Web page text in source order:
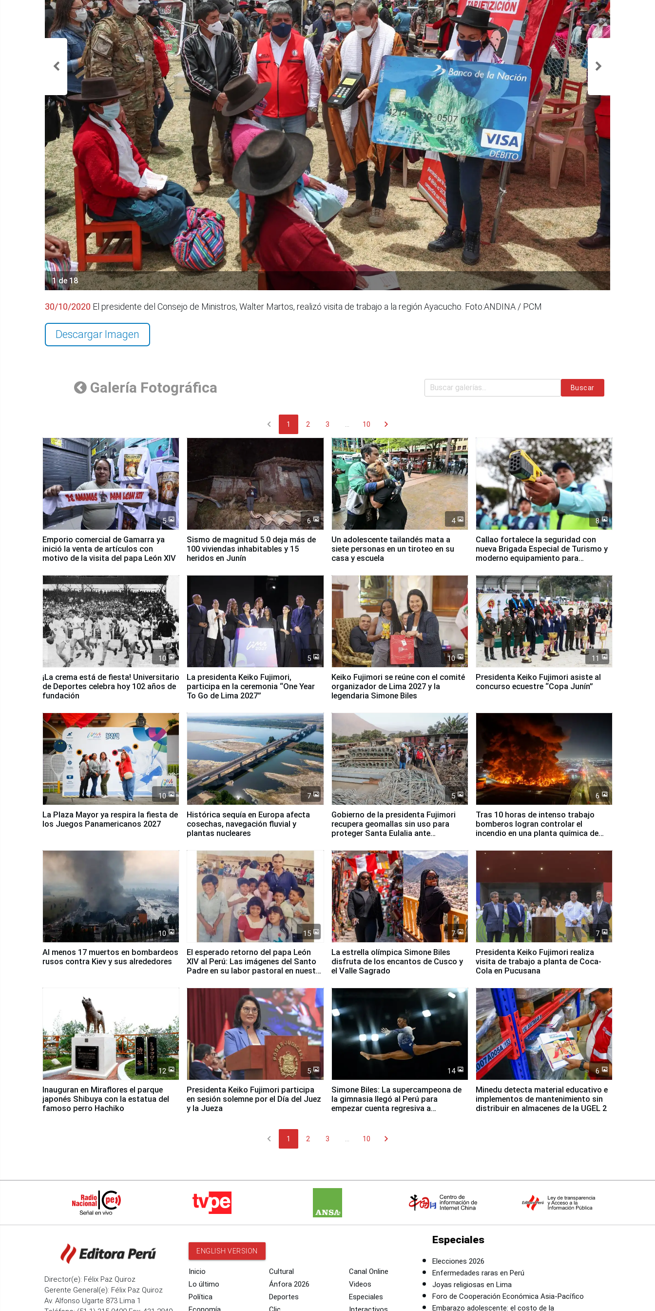
1 de 18
30/10/2020 El presidente del Consejo de Ministros, Walter Martos, realizó visita de trabajo a la región Ayacucho. Foto:ANDINA / PCM
Descargar Imagen
Galería Fotográfica Buscar
chevron_left 1 2 3 10 chevron_right
5
Emporio comercial de Gamarra ya
inició la venta de artículos con
motivo de la visita del papa León XIV
6
Sismo de magnitud 5.0 deja más de
100 viviendas inhabitables y 15
heridos en Junín
4
Un adolescente tailandés mata a
siete personas en un tiroteo en su
casa y escuela
8
Callao fortalece la seguridad con
nueva Brigada Especial de Turismo y
moderno equipamiento para
10
¡La crema está de fiesta! Universitario
de Deportes celebra hoy 102 años de
fundación
5
La presidenta Keiko Fujimori,
participa en la ceremonia “One Year
To Go de Lima 2027”
10
Keiko Fujimori se reúne con el comité
organizador de Lima 2027 y la
legendaria Simone Biles
11
Presidenta Keiko Fujimori asiste al
concurso ecuestre “Copa Junín”
10
La Plaza Mayor ya respira la fiesta de
los Juegos Panamericanos 2027
7
Histórica sequía en Europa afecta
cosechas, navegación fluvial y
plantas nucleares
5
Gobierno de la presidenta Fujimori
recupera geomallas sin uso para
proteger Santa Eulalia ante
6
Tras 10 horas de intenso trabajo
bomberos logran controlar el
incendio en una planta química de
10
Al menos 17 muertos en bombardeos
rusos contra Kiev y sus alrededores
15
El esperado retorno del papa León
XIV al Perú: Las imágenes del Santo
Padre en su labor pastoral en nuestro
7
La estrella olímpica Simone Biles
disfruta de los encantos de Cusco y
el Valle Sagrado
7
Presidenta Keiko Fujimori realiza
visita de trabajo a planta de Coca-
Cola en Pucusana
12
Inauguran en Miraflores el parque
japonés Shibuya con la estatua del
famoso perro Hachiko
5
Presidenta Keiko Fujimori participa
en sesión solemne por el Día del Juez
y la Jueza
14
Simone Biles: La supercampeona de
la gimnasia llegó al Perú para
empezar cuenta regresiva a
6
Minedu detecta material educativo e
implementos de mantenimiento sin
distribuir en almacenes de la UGEL 2
chevron_left 1 2 3 10 chevron_right
Director(e): Félix Paz Quiroz
Gerente General(e): Félix Paz Quiroz
Av. Alfonso Ugarte 873 Lima 1
ENGLISH VERSION
Inicio
Lo último
Política
Cultural
Ánfora 2026
Deportes
Canal Online
Videos
Especiales
Especiales
Elecciones 2026
Enfermedades raras en Perú
Joyas religiosas en Lima
Foro de Cooperación Económica Asia-Pacífico
Embarazo adolescente: el costo de la